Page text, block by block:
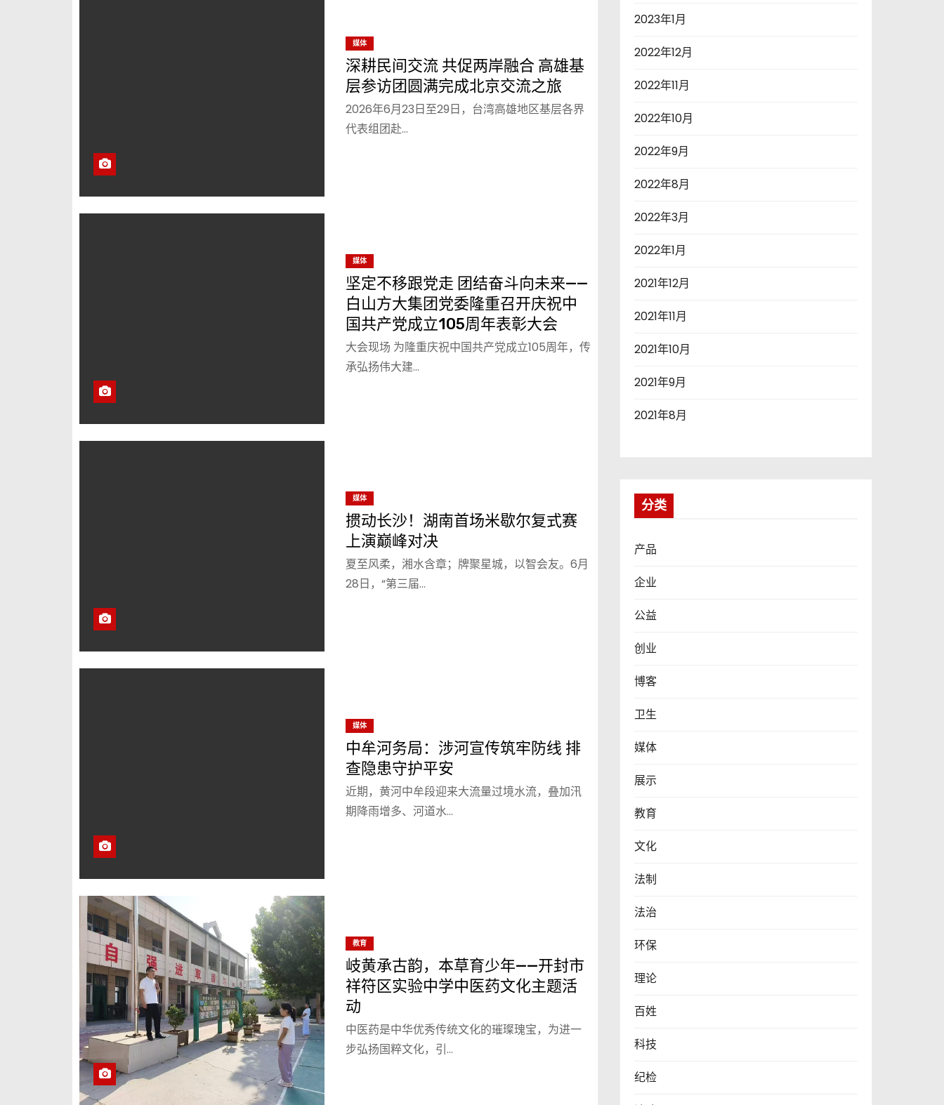
媒体
深耕民间交流 共促两岸融合 高雄基
层参访团圆满完成北京交流之旅
2026年6月23日至29日，台湾高雄地区基层各界
代表组团赴…
媒体
坚定不移跟党走 团结奋斗向未来——
白山方大集团党委隆重召开庆祝中
国共产党成立105周年表彰大会
大会现场 为隆重庆祝中国共产党成立105周年，传
承弘扬伟大建…
媒体
掼动长沙！湖南首场米歇尔复式赛
上演巅峰对决
夏至风柔，湘水含章；牌聚星城，以智会友。6月
28日，“第三届…
媒体
中牟河务局：涉河宣传筑牢防线 排
查隐患守护平安
近期，黄河中牟段迎来大流量过境水流，叠加汛
期降雨增多、河道水…
教育
岐黄承古韵，本草育少年——开封市
祥符区实验中学中医药文化主题活
动
中医药是中华优秀传统文化的璀璨瑰宝，为进一
步弘扬国粹文化，引…
2023年1月
2022年12月
2022年11月
2022年10月
2022年9月
2022年8月
2022年3月
2022年1月
2021年12月
2021年11月
2021年10月
2021年9月
2021年8月
分类
产品
企业
公益
创业
博客
卫生
媒体
展示
教育
文化
法制
法治
环保
理论
百姓
科技
纪检